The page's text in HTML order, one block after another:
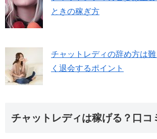
ときの稼ぎ方
チャットレディの辞め方は
く退会するポイント
チャットレディは稼げる？口コ